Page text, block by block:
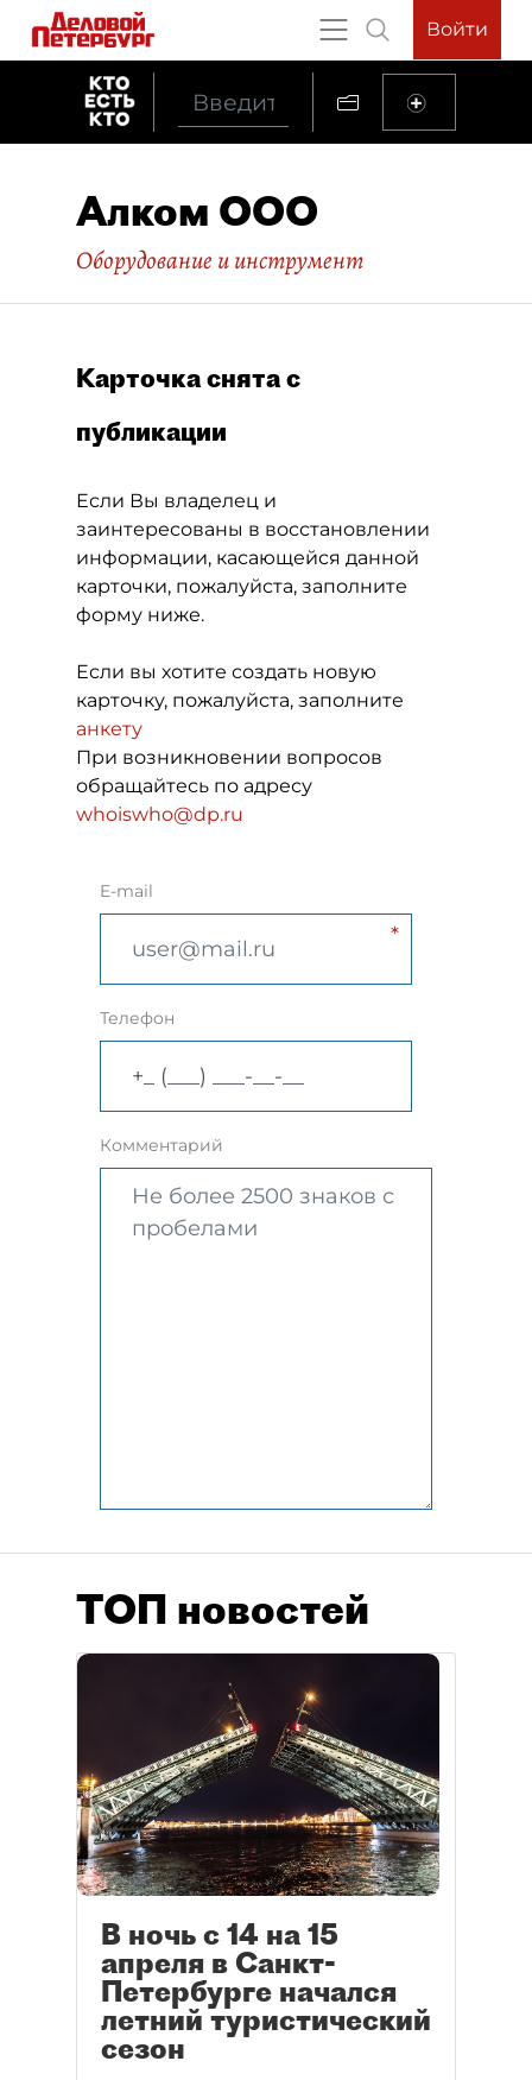
Войти
Алком ООО
Оборудование и инструмент
Карточка снята с
публикации
Если Вы владелец и
заинтересованы в восстановлении
информации, касающейся данной
карточки, пожалуйста, заполните
форму ниже.
Если вы хотите создать новую
карточку, пожалуйста, заполните
анкету
При возникновении вопросов
обращайтесь по адресу
whoiswho@dp.ru
E-mail
Телефон
Комментарий
ТОП новостей
В ночь с 14 на 15
апреля в Санкт-
Петербурге начался
летний туристический
сезон